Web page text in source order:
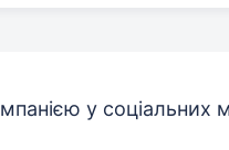
у соціальних